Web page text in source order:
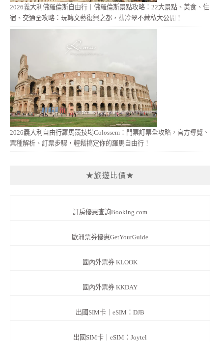
2026義大利佛羅倫斯自由行｜佛羅倫斯景點攻略：22大景點、美食、住
宿、交通全攻略：玩轉文藝復興之都，翡冷翠不藏私大公開！
2026義大利自由行羅馬競技場Colossem：門票訂票全攻略，官方導覽、
票種解析、訂票步驟，輕鬆搞定你的羅馬自由行！
★旅遊比價★
訂房優惠查詢Booking.com
歐洲票券優惠GetYourGuide
國內外票券 KLOOK
國內外票券 KKDAY
出國SIM卡｜eSIM：DJB
出國SIM卡｜eSIM：Joytel